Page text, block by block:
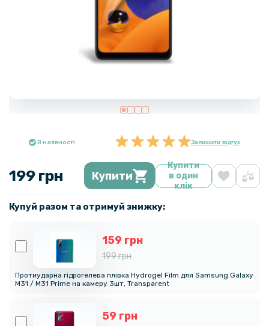
В наявності Залишити відгук
199 грн Купити
Купити
в один
клік
Купуй разом та отримуй знижку:
159 грн
199 грн
Протиударна гідрогелева плівка Hydrogel Film для Samsung Galaxy
M31 / M31 Prime на камеру 3шт, Transparent
59 грн